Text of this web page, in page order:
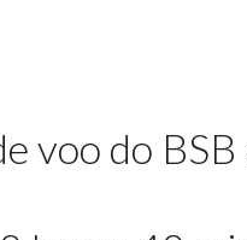
voo do